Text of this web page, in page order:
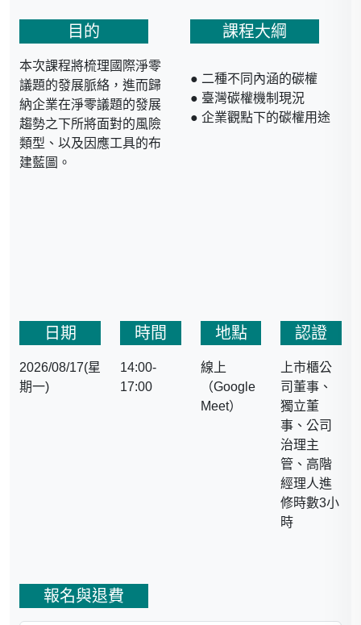
產管理經濟」
經歷：
● 亞洲環境與資源經濟學
會 (AAERE) 理事
● 臺灣碳權交易所 ( TCX)
董事
● 臺灣大學、淡江大學兼
任助理教授
● 中華經濟研究院 助研究
員、副研究員
目的
本次課程將梳理國際淨零
議題的發展脈絡，進而歸
納企業在淨零議題的發展
趨勢之下所將面對的風險
類型、以及因應工具的布
建藍圖。
課程大綱
● 二種不同內涵的碳權
● 臺灣碳權機制現況
● 企業觀點下的碳權用途
日期
2026/08/17(星
期一)
時間
14:00-
17:00
地點
線上
（Google
Meet）
認證
上市櫃公
司董事、
獨立董
事、公司
治理主
管、高階
經理人進
修時數3小
時
報名與退費